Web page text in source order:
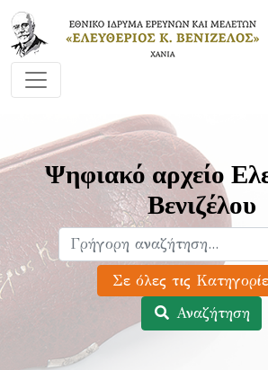
Ψηφιακό αρχείο
Βενιζέλου
Αναζήτηση